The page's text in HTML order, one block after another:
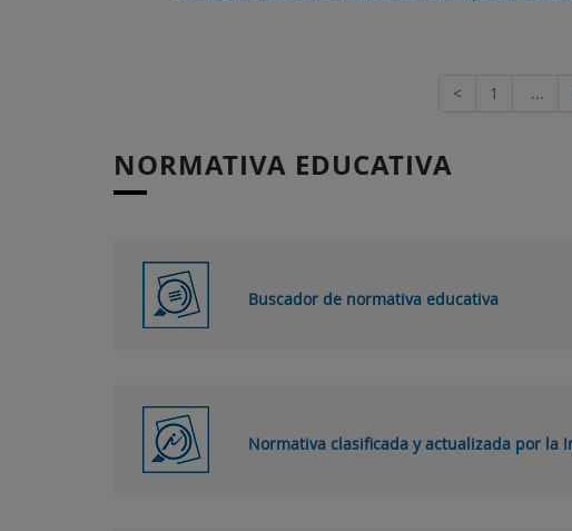
< 1 ...
NORMATIVA EDUCATIVA
Buscador de normativa educativa
Normativa clasificada y actualizada por la